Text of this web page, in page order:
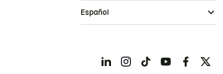
Español